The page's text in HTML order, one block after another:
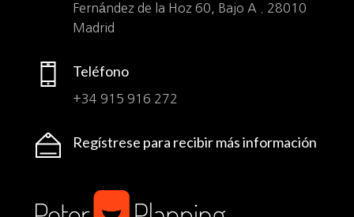
Fernández de la Hoz 60, Bajo A . 28010
Madrid
Teléfono
+34 915 916 272
Regístrese para recibir más información